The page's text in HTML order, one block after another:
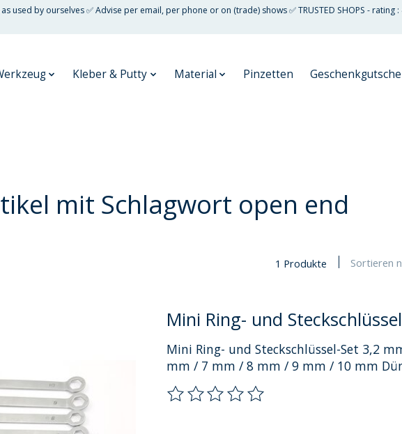
by ourselves ✅ Advise per email, per phone or on (trade) shows ✅ TRUSTED SHOPS - rating :
Kleber & Putty Material Pinzetten
mit Schlagwort open end
1 Produkte Sortieren
Mini Ring- und
Mini Ring- und Steckschlüssel-Set 3,2
mm / 7 mm / 8 mm / 9 mm / 10 mm
Die Bewertung dieses Produkts ist